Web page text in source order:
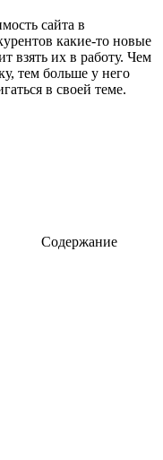
сайта в
какие-то новые
взять их в работу. Чем
тем больше у него
в своей теме.
Содержание